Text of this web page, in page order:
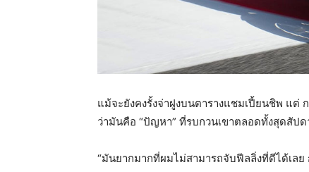
แม้จะยังคงรั้งจ่าฝูงบนตารางแชมเปี้ยนชิพ แต่
ว่ามันคือ “ปัญหา” ที่รบกวนเขาตลอดทั้งสุดสัป
“มันยากมากที่ผมไม่สามารถจับฟีลลิ่งที่ดีได้เลย